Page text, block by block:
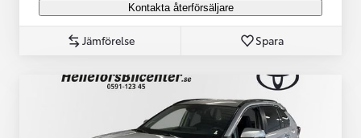
Kontakta återförsäljare
Jämförelse Spara